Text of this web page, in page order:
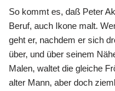
So kommt es, daß Peter
Beruf, auch Ikone malt.
geht er, nachdem er sich
über, und über seinem
Malen, waltet die gleiche
alter Mann, aber doch